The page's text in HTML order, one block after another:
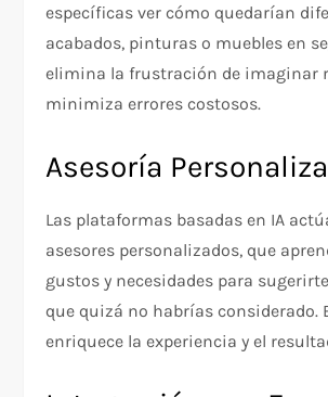
específicas ver cómo quedarían
acabados, pinturas o muebles en
elimina la frustración de imaginar
minimiza errores costosos.
Asesoría
Las plataformas basadas en IA
asesores personalizados, que
gustos y necesidades para
que quizá no habrías considerado.
enriquece la experiencia y el